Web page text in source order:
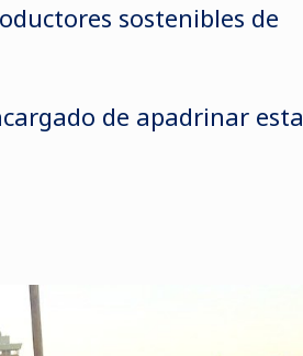
sostenibles de
de apadrinar esta